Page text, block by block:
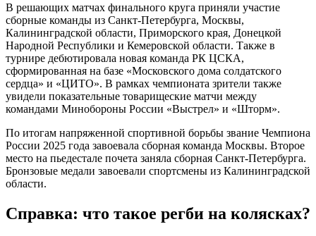
В решающих матчах финального круга приняли участие
сборные команды из Санкт-Петербурга, Москвы,
Калининградской области, Приморского края, Донецкой
Народной Республики и Кемеровской области. Также в
турнире дебютировала новая команда РК ЦСКА,
сформированная на базе «Московского дома солдатского
сердца» и «ЦИТО». В рамках чемпионата зрители также
увидели показательные товарищеские матчи между
командами Минобороны России «Выстрел» и «Шторм».
По итогам напряженной спортивной борьбы звание Чемпиона
России 2025 года завоевала сборная команда Москвы. Второе
место на пьедестале почета заняла сборная Санкт-Петербурга.
Бронзовые медали завоевали спортсмены из Калининградской
области.
Справка: что такое регби на колясках?